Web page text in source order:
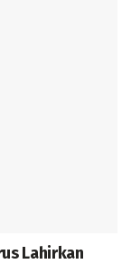
Lahirkan